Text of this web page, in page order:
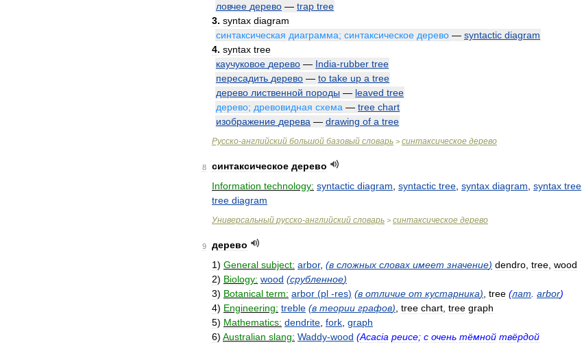
ловчее дерево — trap tree
3. syntax diagram
синтаксическая диаграмма; синтаксическое дерево — syntactic diagram
4. syntax tree
каучуковое дерево — India-rubber tree
пересадить дерево — to take up a tree
дерево лиственной породы — leaved tree
дерево; древовидная схема — tree chart
изображение дерева — drawing of a tree
Русско-английский большой базовый словарь > синтаксическое дерево
8 синтаксическое дерево
Information technology: syntactic diagram syntactic tree syntax diagram syntax tree
tree diagram
Универсальный русско-английский словарь > синтаксическое дерево
9
дерево
1) General subject: arbor, (в сложных словах имеет значение) dendro tree wood
2) Biology: wood (срубленное)
3) Botanical term: arbor (pl -res) (в отличие от кустарника) tree (лат arbor)
4) Engineering: treble (в теории графов) tree chart tree graph
5) Mathematics: dendrite fork graph
6) Australian slang: Waddy-wood (Acacia peuce; с очень тёмной твёрдой